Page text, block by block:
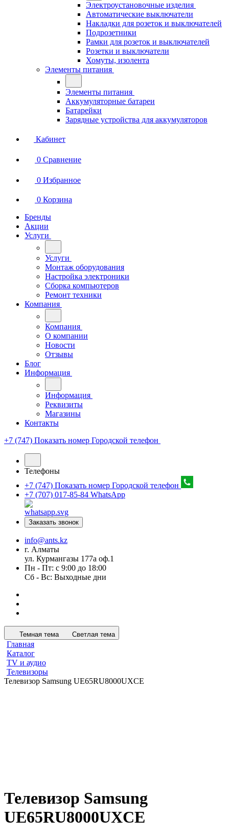
Электроустановочные изделия
Автоматические выключатели
Накладки для розеток и выключателей
Подрозетники
Рамки для розеток и выключателей
Розетки и выключатели
Хомуты, изолента
Элементы питания
Элементы питания
Аккумуляторные батареи
Батарейки
Зарядные устройства для аккумуляторов
Кабинет
0 Сравнение
0 Избранное
0 Корзина
Бренды
Акции
Услуги
Услуги
Монтаж оборудования
Настройка электроники
Сборка компьютеров
Ремонт техники
Компания
Компания
О компании
Новости
Отзывы
Блог
Информация
Информация
Реквизиты
Магазины
Контакты
+7 (747) Показать номер Городской телефон
Телефоны
+7 (747) Показать номер Городской телефон
+7 (707) 017-85-84 WhatsApp
Заказать звонок
info@ants.kz
г. Алматы
ул. Курмангазы 177а оф.1
Пн - Пт: с 9:00 до 18:00
Сб - Вс: Выходные дни
Темная тема Светлая тема
Главная
Каталог
TV и аудио
Телевизоры
Телевизор Samsung UE65RU8000UXCE
Телевизор Samsung
UE65RU8000UXCE